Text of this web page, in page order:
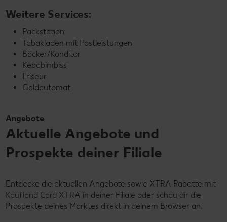
Weitere Services:
Packstation
Tabakladen mit Postleistungen
Bäcker/Konditor
Kebabimbiss
Friseur
Geldautomat
Angebote
Aktuelle Angebote und
Prospekte deiner Filiale
Entdecke die aktuellen Angebote sowie XTRA Rabatte mit
Kaufland Card XTRA in deiner Filiale oder schau dir die
Prospekte deines Marktes direkt in deinem Browser an.